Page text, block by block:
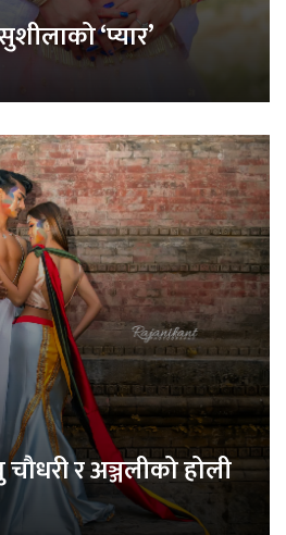
‘प्यार’
र अञ्जलीको होली